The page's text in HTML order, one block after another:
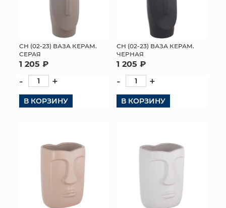
СН (02-23) ВАЗА КЕРАМ.
СЕРАЯ
1 205 ₽
- +
В КОРЗИНУ
СН (02-23) ВАЗА КЕРАМ.
ЧЕРНАЯ
1 205 ₽
- +
В КОРЗИНУ